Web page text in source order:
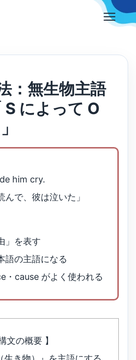
：無生物主語
によって O
him cry.
んで、彼は泣いた」
」を表す
語の主語になる
・cause がよく使われる
文の概要 】